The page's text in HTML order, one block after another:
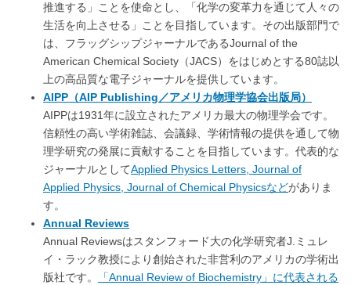
推進する」ことを使命とし、「化学の変革力を通じて人々の
生活を向上させる」ことを目指しています。その出版部門で
は、フラッグシップジャーナルであるJournal of the
American Chemical Society（JACS）をはじめとする80誌以
上の高品質な電子ジャーナルを提供しています。
AIPP（AIP Publishing／アメリカ物理学協会出版局）
AIPPは1931年に設立されたアメリカ最大の物理学会です。
信頼性の高い学術雑誌、会議録、学術情報の提供を通して物
理学研究の発展に貢献することを目指しています。代表的な
ジャーナルとしてApplied Physics Letters, Journal of
Applied Physics, Journal of Chemical Physicsなどがありま
す。
Annual Reviews
Annual Reviewsはスタンフォード大の化学研究者J.ミュレ
イ・ラック教授により創始された非営利のアメリカの学術出
版社です。
「Annual Review of Biochemistry」に代表される